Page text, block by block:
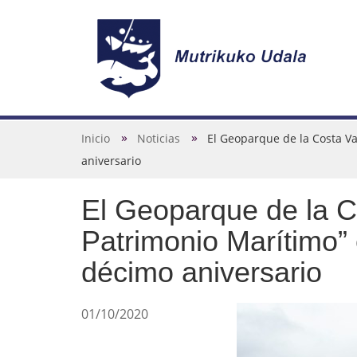
a
U
s
e
e
s
á
Inicio Noticias
El Geoparque de la Costa
aniversario
El Geoparque de la
Patrimonio
décimo aniversario
01/10/2020